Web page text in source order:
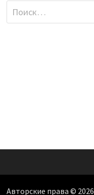
Найти:
Авторские права © 2026